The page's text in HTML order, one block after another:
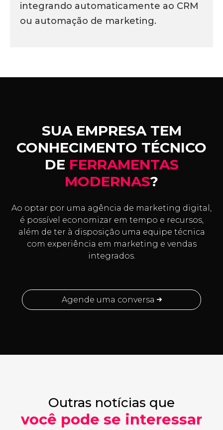
integrando automaticamente ao CRM
ou automação de marketing.
SUA EMPRESA TEM
CONHECIMENTO TÉCNICO
DE FERRAMENTAS
MODERNAS?
Ao optar por uma agência de marketing digital,
é possível economizar em tempo e recursos,
além de ter à disposição uma equipe técnica
com experiência em marketing e vendas
integrados.
Agende uma conversa
Outras notícias que
você pode se interessar